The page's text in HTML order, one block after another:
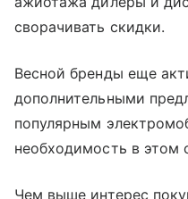
сворачивать скидки.
Весной бренды еще
дополнительными
популярным
необходимость в этом
Чем выше интерес